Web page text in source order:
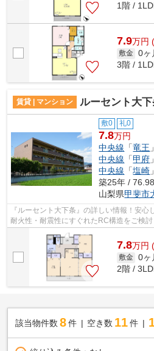
1階 /
7.9万円
敷金 0ヶ
3階 /
賃貸 | マンション ルーセント大
敷0 礼0
7.8万円
中央線 「竜王
中央線 「甲府
中央線 「塩崎
築25年 /
山梨県甲斐市
『ルーセント大下条』の詳しい情報！安心
耐火性・耐震性にすぐれたRC構造をご検討
し離れてはいますがその分通勤が運動に...
7.8万円
敷金 0ヶ
2階 /
該当物件数 8件 空き数 11 件